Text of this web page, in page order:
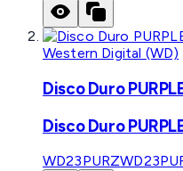
Western Digital (WD)
Disco Duro
Disco Duro
WD23PURZ